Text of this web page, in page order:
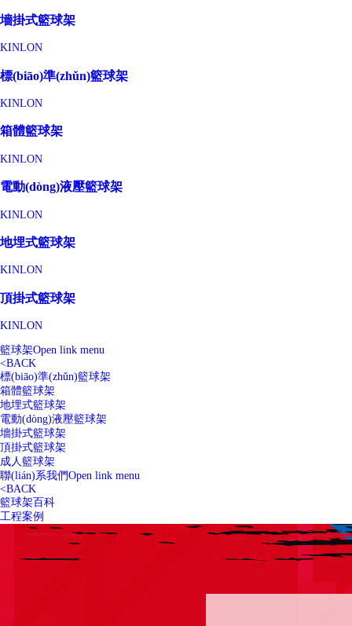
墻掛式籃球架
KINLON
標(biāo)準(zhǔn)籃球架
KINLON
箱體籃球架
KINLON
電動(dòng)液壓籃球架
KINLON
地埋式籃球架
KINLON
頂掛式籃球架
KINLON
籃球架Open link menu
<BACK
標(biāo)準(zhǔn)籃球架
箱體籃球架
地埋式籃球架
電動(dòng)液壓籃球架
墻掛式籃球架
頂掛式籃球架
成人籃球架
聯(lián)系我們Open link menu
<BACK
籃球架百科
工程案例